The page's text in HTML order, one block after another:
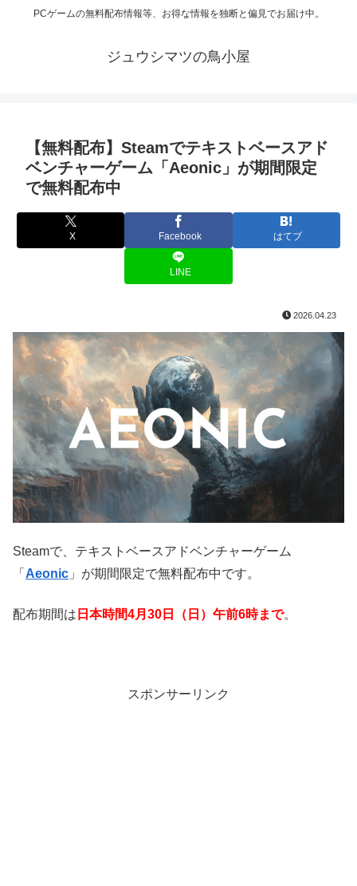
PCゲームの無料配布情報等、お得な情報を独断と偏見でお届け中。
ジュウシマツの鳥小屋
【無料配布】Steamでテキストベースアド
ベンチャーゲーム「Aeonic」が期間限定
で無料配布中
X Facebook はてブ
LINE
2026.04.23
Steamで、テキストベースアドベンチャーゲーム
「 Aeonic 」が期間限定で無料配布中です。
配布期間は 日本時間4月30日（日）午前6時まで。
スポンサーリンク